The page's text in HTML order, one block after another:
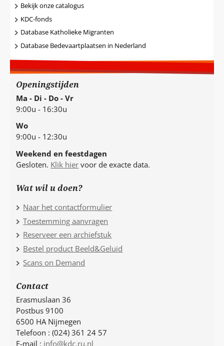
Bekijk onze catalogus
KDC-fonds
Database Katholieke Migranten
Database Bedevaartplaatsen in Nederland
Openingstijden
Ma - Di - Do - Vr
9:00u - 16:30u
Wo
9:00u - 12:30u
Weekend en feestdagen
Gesloten. Klik hier voor de exacte data.
Wat wil u doen?
Naar het contactformulier
Toestemming aanvragen
Reserveer een archiefstuk
Bestel product Beeld&Geluid
Scans on Demand
Contact
Erasmuslaan 36
Postbus 9100
6500 HA Nijmegen
Telefoon : (024) 361 24 57
E-mail : info@kdc.ru.nl